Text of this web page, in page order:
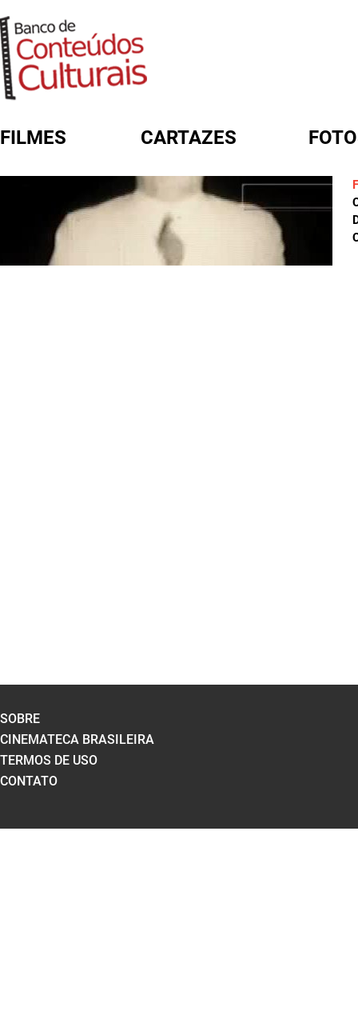
FILMES CARTAZES
FORMULÁRIO DE BUSCA
SOBRE
CINEMATECA BRASILEIRA
TERMOS DE USO
CONTATO